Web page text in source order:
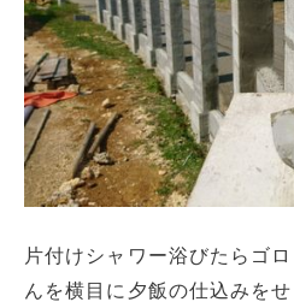
片付けシャワー浴びたらゴ
んを横目に夕飯の仕込みを